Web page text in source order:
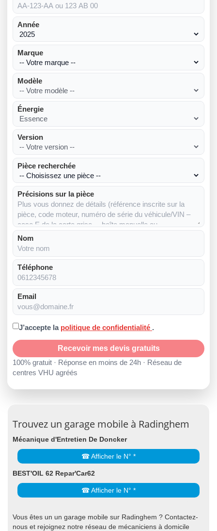
Année
Marque
Modèle
Énergie
Version
Pièce recherchée
Précisions sur la pièce
Nom
Téléphone
Email
J’accepte la politique de confidentialité .
Recevoir mes devis gratuits
100% gratuit · Réponse en moins de 24h · Réseau de
centres VHU agréés
Trouvez un garage mobile à Radinghem
Mécanique d'Entretien De Doncker
☎ Afficher le N° *
BEST'OIL 62 Repar'Car62
☎ Afficher le N° *
Vous êtes un un garage mobile sur Radinghem ? Contactez-
nous et rejoignez notre réseau de mécaniciens à domicile